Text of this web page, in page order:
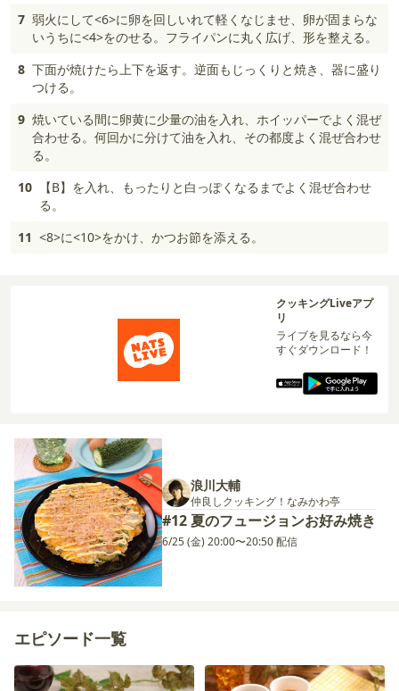
7 弱火にして<6>に卵を回しいれて軽くなじませ、卵が固まらな
いうちに<4>をのせる。フライパンに丸く広げ、形を整える。
8 下面が焼けたら上下を返す。逆面もじっくりと焼き、器に盛り
つける。
9 焼いている間に卵黄に少量の油を入れ、ホイッパーでよく混ぜ
合わせる。何回かに分けて油を入れ、その都度よく混ぜ合わせ
る。
10
【B】を入れ、もったりと白っぽくなるまでよく混ぜ合わせ
る。
11 <8>に<10>をかけ、かつお節を添える。
クッキングLiveアプ
リ
ライブを見るなら今
すぐダウンロード！
浪川大輔
仲良しクッキング！なみかわ亭
#12 夏のフュージョンお好み焼き
6/25 (金) 20:00〜20:50 配信
エピソード一覧